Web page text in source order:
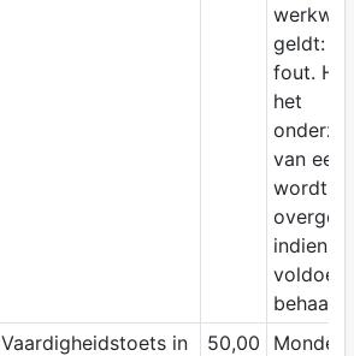
geldt: -
fout.
het
van
wordt
indien
behaald.
Vaardigheidstoets in
50,00